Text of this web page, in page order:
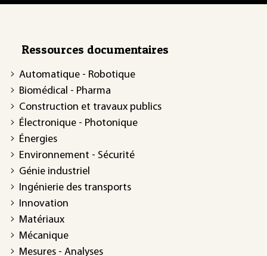
Ressources documentaires
Automatique - Robotique
Biomédical - Pharma
Construction et travaux publics
Électronique - Photonique
Énergies
Environnement - Sécurité
Génie industriel
Ingénierie des transports
Innovation
Matériaux
Mécanique
Mesures - Analyses